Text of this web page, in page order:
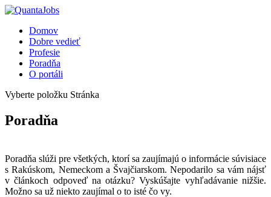
Domov
Dobre vedieť
Profesie
Poradňa
O portáli
Vyberte položku Stránka
Poradňa
Poradňa slúži pre všetkých, ktorí sa zaujímajú o informácie súvisiace
s Rakúskom, Nemeckom a Švajčiarskom. Nepodarilo sa vám nájsť
v článkoch odpoveď na otázku? Vyskúšajte vyhľadávanie nižšie.
Možno sa už niekto zaujímal o to isté čo vy.